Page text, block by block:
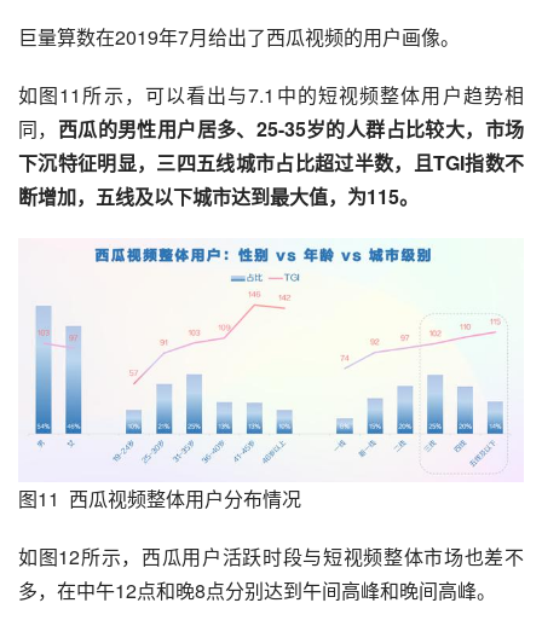
巨量算数在2019年7月给出了西瓜视频的用户画像。
如图11所示，可以看出与7.1中的短视频整体用户趋势相
同， 西瓜的男性用户居多、25-35岁的人群占比较大，市场
下沉特征明显，三四五线城市占比超过半数，且TGI指数不
断增加，五线及以下城市达到最大值，为115。
图11  西瓜视频整体用户分布情况
如图12所示，西瓜用户活跃时段与短视频整体市场也差不
多，在中午12点和晚8点分别达到午间高峰和晚间高峰。